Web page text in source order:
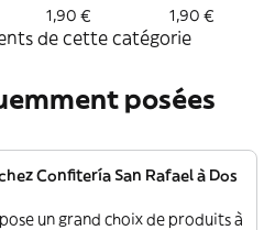
1,90 €
330ml.
1,90 €
de cette catégorie
posées
Confitería San Rafael à Dos
un grand choix de produits à